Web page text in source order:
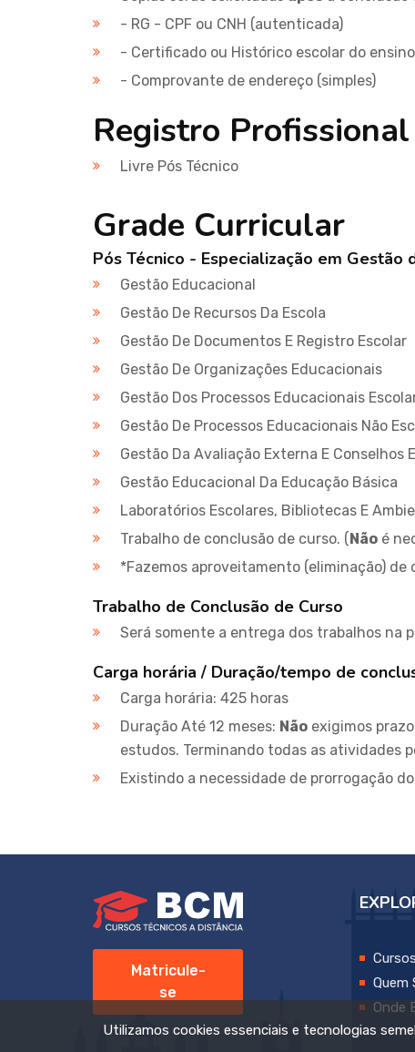
- RG - CPF ou CNH (autenticada)
- Certificado ou Histórico escolar do
- Comprovante de endereço (simples)
Registro Profissional
Livre Pós Técnico
Grade Curricular
Pós Técnico - Especialização em Gestão
Gestão Educacional
Gestão De Recursos Da Escola
Gestão De Documentos E Registro Escolar
Gestão De Organizações Educacionais
Gestão Dos Processos Educacionais
Gestão De Processos Educacionais Não
Gestão Da Avaliação Externa E Conselhos
Gestão Educacional Da Educação Básica
Laboratórios Escolares, Bibliotecas E
Trabalho de conclusão de curso. ( Não é
*Fazemos aproveitamento (eliminação) de
Trabalho de Conclusão de Curso
Será somente a entrega dos trabalhos na
Carga horária / Duração/tempo de
Carga horária: 425 horas
Duração Até 12 meses: Não exigimos
estudos. Terminando todas as atividades
Existindo a necessidade de prorrogação
Matricule-
se
Cursos
Quem
Onde
Utilizamos cookies essenciais e tecnologias